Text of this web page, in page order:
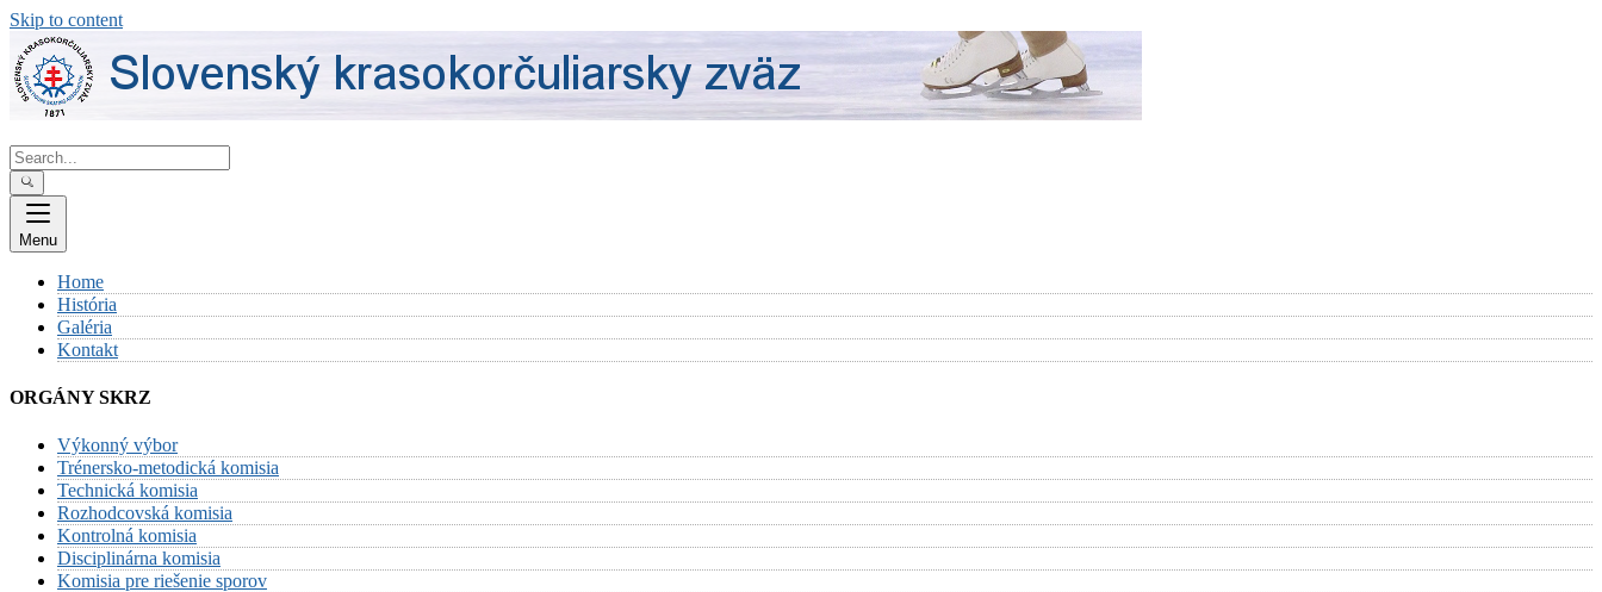
Skip to content
Menu
Home
História
Galéria
Kontakt
ORGÁNY SKRZ
Výkonný výbor
Trénersko-metodická komisia
Technická komisia
Rozhodcovská komisia
Kontrolná komisia
Disciplinárna komisia
Komisia pre riešenie sporov